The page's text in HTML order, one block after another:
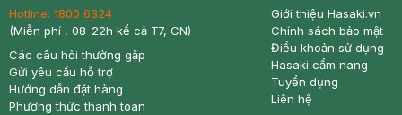
Hotline: 1800 6324
(Miễn phí , 08-22h kể cả T7, CN)
Các câu hỏi thường gặp
Gửi yêu cầu hỗ trợ
Hướng dẫn đặt hàng
Phương thức thanh toán
Giới thiệu Hasaki.vn
Chính sách bảo mật
Điều khoản sử dụng
Hasaki cẩm nang
Tuyển dụng
Liên hệ